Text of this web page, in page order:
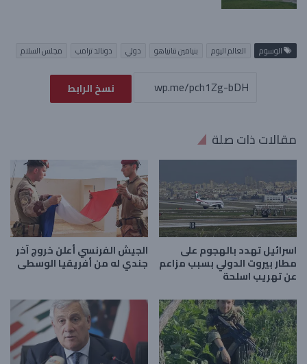
الوسوم العالم اليوم بنيامين نتانياهو دولي دونالد ترامب مجلس السلام
نسخ الرابط
مقالات ذات صلة
اسرائيل تهدد بالهجوم على
مطار بيروت الدولي بسبب مزاعم
عن تهريب اسلحة
الجيش الفرنسي أعلن خروج آخر
جندي له من أفريقيا الوسطى